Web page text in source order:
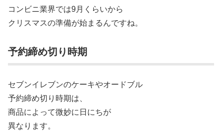
コンビニ業界では9月くらいから
クリスマスの準備が始まるんですね。
予約締め切り時期
セブンイレブンのケーキやオードブル
予約締め切り時期は、
商品によって微妙に日にちが
異なります。